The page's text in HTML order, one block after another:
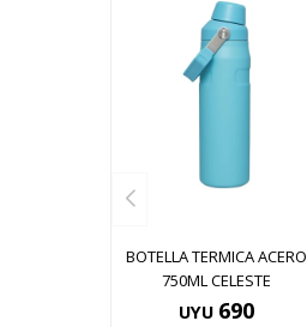
BOTELLA TERMICA ACERO
750ML CELESTE
UYU 690